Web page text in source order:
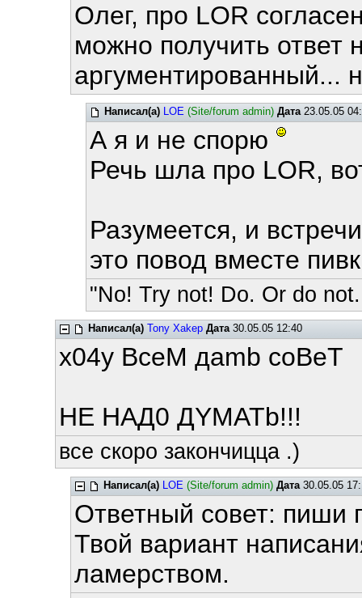
Олег, про LOR
можно получить ответ
аргументированный...
Написал(а) LOE (Site/forum admin) Дата23.05.05
А я и не спорю
Речь шла про LOR,
Разумеется, и
это повод вместе
"No! Try not! Do. Or do
Написал(а) Tony Xakep Дата30.05.05 12:40
x04y BceM дamb coBeT
HE HAД0 ДYMATb!!!
все скоро закончицца .)
Написал(а) LOE (Site/forum admin) Дата30.05.05
Ответный совет: пиши
Твой вариант
ламерством.